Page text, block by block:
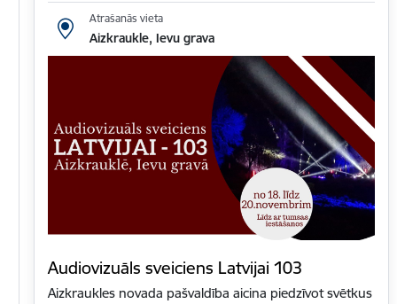
Atrašanās vieta
Aizkraukle, Ievu grava
Audiovizuāls sveiciens Latvijai 103
Aizkraukles novada pašvaldība aicina piedzīvot svētkus